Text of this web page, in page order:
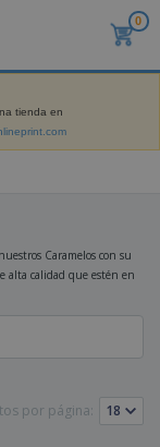
0
tienda en
Caramelos con su
alta calidad que estén en
por página: